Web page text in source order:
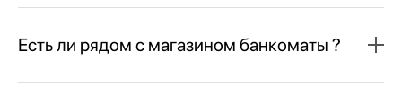
Есть ли рядом с магазином банкоматы ?